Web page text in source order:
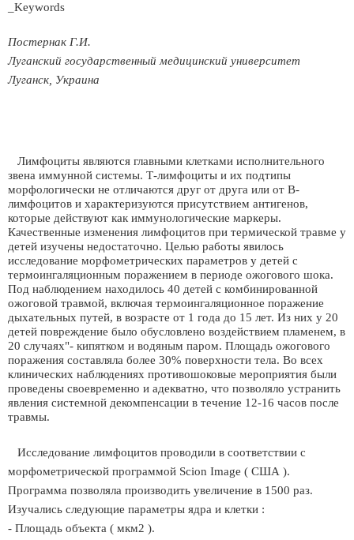
_Keywords
Постернак Г.И.
Луганский государственный медицинский университет
Луганск, Украина
Лимфоциты являются главными клетками исполнительного
звена иммунной системы. Т-лимфоциты и их подтипы
морфологически не отличаются друг от друга или от В-
лимфоцитов и характеризуются присутствием антигенов,
которые действуют как иммунологические маркеры.
Качественные изменения лимфоцитов при термической травме у
детей изучены недостаточно. Целью работы явилось
исследование морфометрических параметров у детей с
термоингаляционным поражением в периоде ожогового шока.
Под наблюдением находилось 40 детей с комбинированной
ожоговой травмой, включая термоингаляционное поражение
дыхательных путей, в возрасте от 1 года до 15 лет. Из них у 20
детей повреждение было обусловлено воздействием пламенем, в
20 случаях"- кипятком и водяным паром. Площадь ожогового
поражения составляла более 30% поверхности тела. Во всех
клинических наблюдениях противошоковые мероприятия были
проведены своевременно и адекватно, что позволяло устранить
явления системной декомпенсации в течение 12-16 часов после
травмы.
Исследование лимфоцитов проводили в соответствии с
морфометрической программой Scion Image ( США ).
Программа позволяла производить увеличение в 1500 раз.
Изучались следующие параметры ядра и клетки :
- Площадь объекта ( мкм2 ).